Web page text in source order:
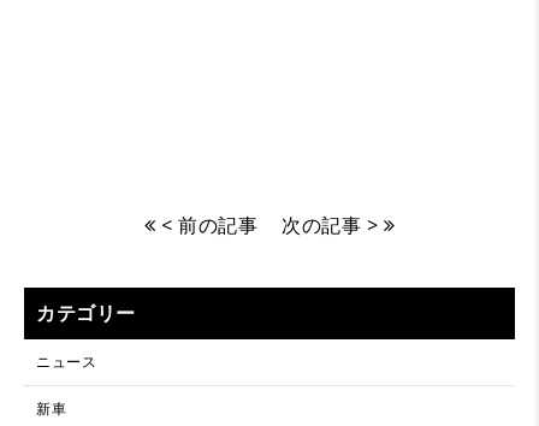
< 前の記事 次の記事 >
カテゴリー
ニュース
新車